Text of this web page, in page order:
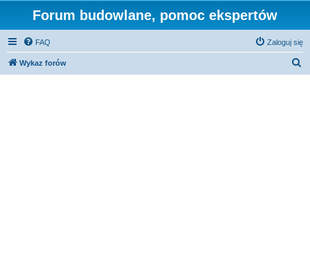
Forum budowlane, pomoc ekspertów
FAQ Zaloguj się
Wykaz forów